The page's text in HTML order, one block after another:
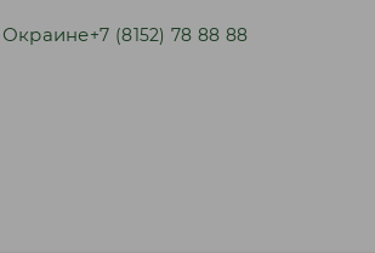
Окраине+7 (8152) 78 88 88